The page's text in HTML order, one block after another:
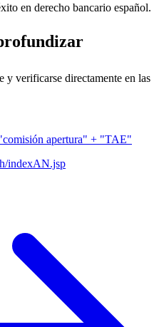
en derecho bancario español.
y verificarse directamente en las
apertura" + "TAE"
indexAN.jsp